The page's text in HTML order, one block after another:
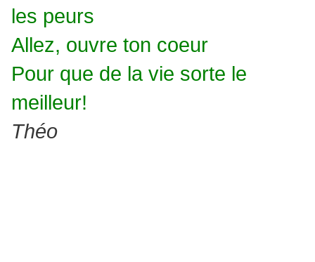
les peurs
Allez, ouvre ton coeur
Pour que de la vie sorte le
meilleur!
Théo